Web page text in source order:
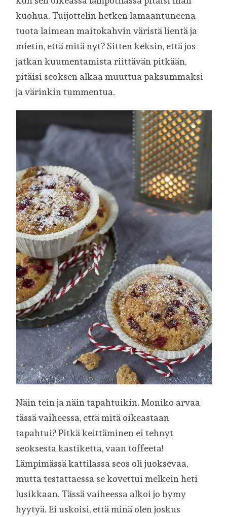
kuohua. Tuijottelin hetken lamaantuneena
tuota laimean maitokahvin väristä lientä ja
mietin, että mitä nyt? Sitten keksin, että jos
jatkan kuumentamista riittävän pitkään,
pitäisi seoksen alkaa muuttua paksummaksi
ja värinkin tummentua.
Näin tein ja näin tapahtuikin. Moniko arvaa
tässä vaiheessa, että mitä oikeastaan
tapahtui? Pitkä keittäminen ei tehnyt
seoksesta kastiketta, vaan toffeeta!
Lämpimässä kattilassa seos oli juoksevaa,
mutta testattaessa se kovettui melkein heti
lusikkaan. Tässä vaiheessa alkoi jo hymy
hyytyä. Ei uskoisi, että minä olen joskus